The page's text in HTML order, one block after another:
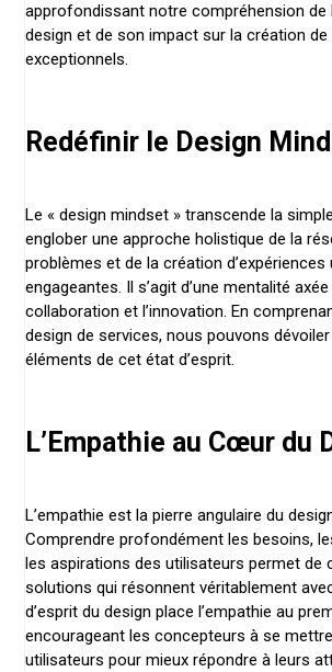
approfondissant notre compréhension de
design et de son impact sur la création de
exceptionnels.
Redéfinir le Design
Le « design mindset » transcende la
englober une approche holistique de la
problèmes et de la création d’expériences
engageantes. Il s’agit d’une mentalité
collaboration et l’innovation. En
design de services, nous pouvons
éléments de cet état d’esprit.
L’Empathie au Cœur du
L’empathie est la pierre angulaire du
Comprendre profondément les besoins,
les aspirations des utilisateurs permet de
solutions qui résonnent véritablement
d’esprit du design place l’empathie au
encourageant les concepteurs à se
utilisateurs pour mieux répondre à leurs